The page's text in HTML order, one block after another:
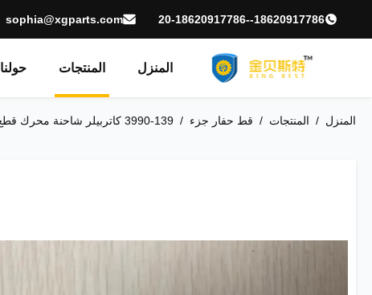
18620917786--20-18620917786
sophia@xgparts.com
المنزل المنتجات حولنا
المنزل / المنتجات / قط حفار جزء / 139-3990 كاتربيلر شاحنة محرك قطع غيار وقف صمام الملف اللولبي طويل خدمة الحياة